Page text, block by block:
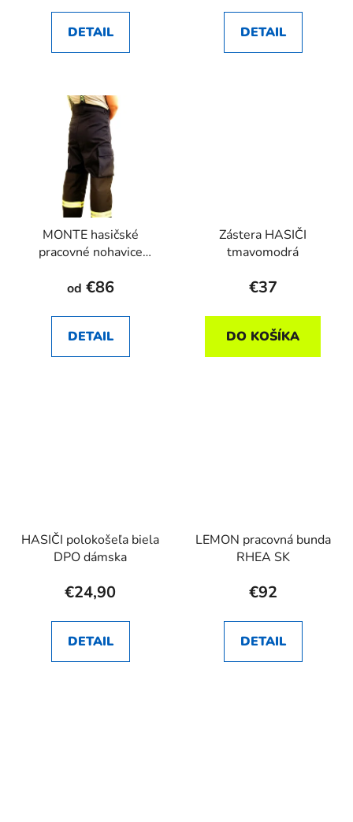
DETAIL DETAIL
MONTE hasičské
pracovné nohavice
od €86
DETAIL
Zástera HASIČI
tmavomodrá
€37
DO KOŠÍKA
HASIČI polokošeľa biela
DPO dámska
€24,90
DETAIL
LEMON pracovná bunda
RHEA SK
€92
DETAIL